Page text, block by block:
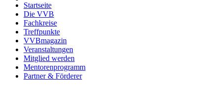
Startseite
Die VVB
Fachkreise
Treffpunkte
VVBmagazin
Veranstaltungen
Mitglied werden
Mentorenprogramm
Partner & Förderer